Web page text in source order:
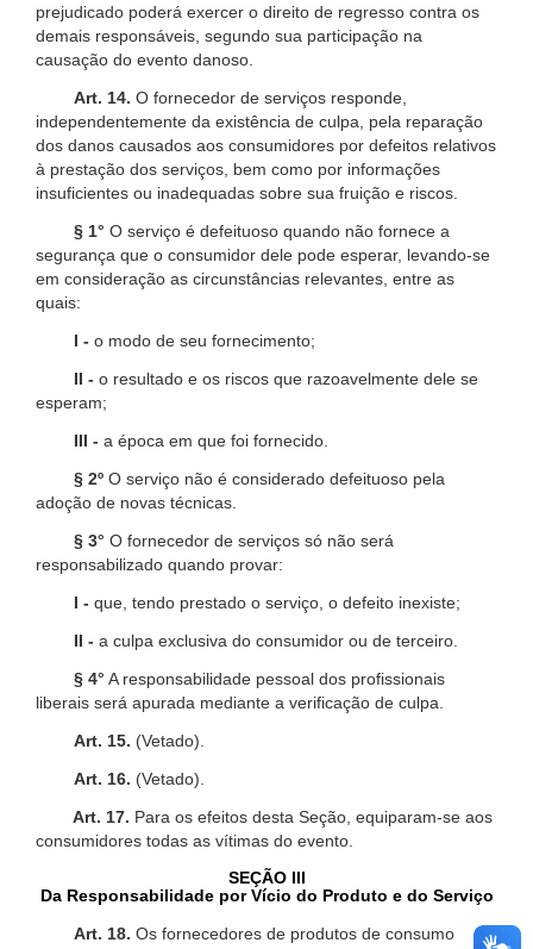
prejudicado poderá exercer o direito de regresso contra os
demais responsáveis, segundo sua participação na
causação do evento danoso.
Art. 14. O fornecedor de serviços responde,
independentemente da existência de culpa, pela reparação
dos danos causados aos consumidores por defeitos relativos
à prestação dos serviços, bem como por informações
insuficientes ou inadequadas sobre sua fruição e riscos.
§ 1° O serviço é defeituoso quando não fornece a
segurança que o consumidor dele pode esperar, levando-se
em consideração as circunstâncias relevantes, entre as
quais:
I - o modo de seu fornecimento;
II - o resultado e os riscos que razoavelmente dele se
esperam;
III - a época em que foi fornecido.
§ 2º O serviço não é considerado defeituoso pela
adoção de novas técnicas.
§ 3° O fornecedor de serviços só não será
responsabilizado quando provar:
I - que, tendo prestado o serviço, o defeito inexiste;
II - a culpa exclusiva do consumidor ou de terceiro.
§ 4° A responsabilidade pessoal dos profissionais
liberais será apurada mediante a verificação de culpa.
Art. 15. (Vetado).
Art. 16. (Vetado).
Art. 17. Para os efeitos desta Seção, equiparam-se aos
consumidores todas as vítimas do evento.
SEÇÃO III
Da Responsabilidade por Vício do Produto e do Serviço
Art. 18. Os fornecedores de produtos de consumo